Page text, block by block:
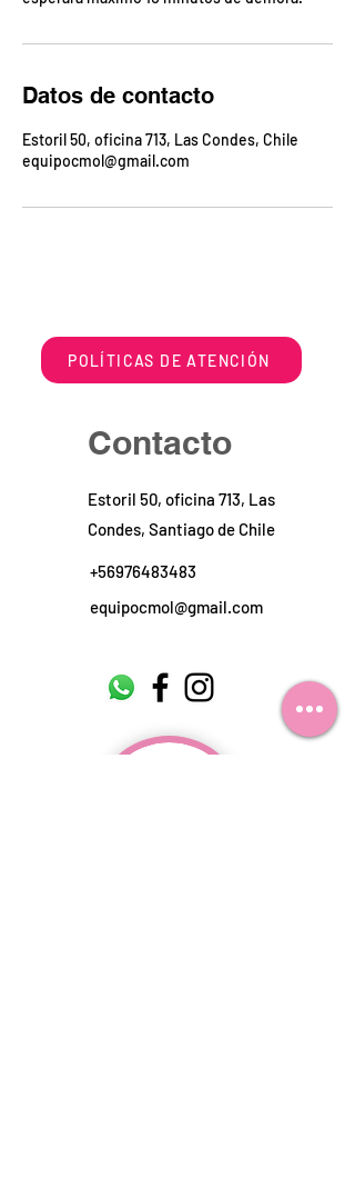
Datos de contacto
Estoril 50, oficina 713, Las Condes, Chile
equipocmol@gmail.com
POLÍTICAS DE ATENCIÓN
Contacto
Estoril 50, oficina 713, Las
Condes, Santiago de Chile
+56976483483
equipocmol@gmail.com